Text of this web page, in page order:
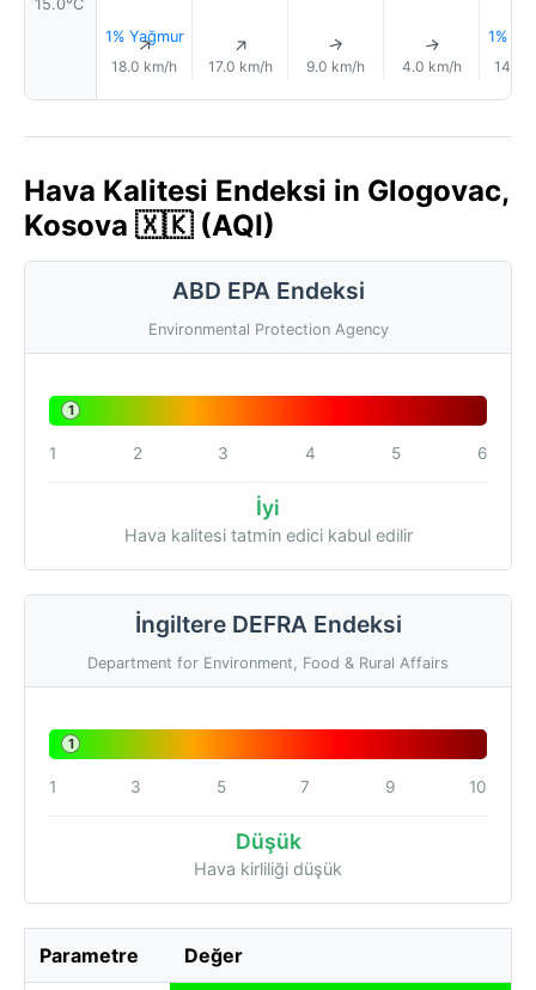
15.0°C
1% Yağmur
↑
18.0 km/h
↑
17.0 km/h
↑
9.0 km/h
↑
4.0 km/h
1%
14.0
Hava Kalitesi Endeksi in Glogovac,
Kosova 🇽🇰 (AQI)
ABD EPA Endeksi
Environmental Protection Agency
1
1 2 3 4 5 6
İyi
Hava kalitesi tatmin edici kabul edilir
İngiltere DEFRA Endeksi
Department for Environment, Food & Rural Affairs
1
1 3 5 7 9 10
Düşük
Hava kirliliği düşük
Parametre Değer